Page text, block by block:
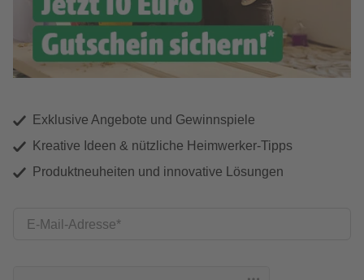
Exklusive Angebote und Gewinnspiele
Kreative Ideen & nützliche Heimwerker-Tipps
Produktneuheiten und innovative Lösungen
E-Mail-Adresse